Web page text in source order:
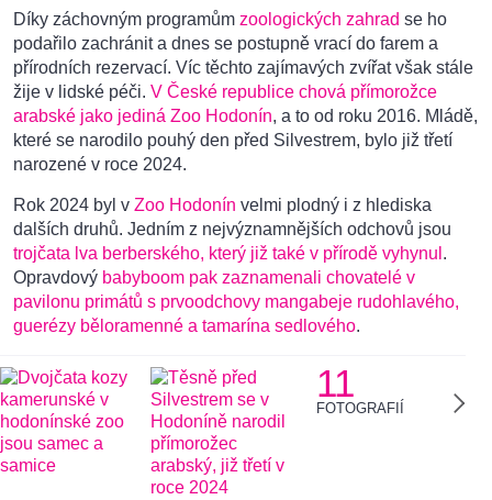
Díky záchovným programům zoologických zahrad se ho
podařilo zachránit a dnes se postupně vrací do farem a
přírodních rezervací. Víc těchto zajímavých zvířat však stále
žije v lidské péči. V České republice chová přímorožce
arabské jako jediná Zoo Hodonín, a to od roku 2016. Mládě,
které se narodilo pouhý den před Silvestrem, bylo již třetí
narozené v roce 2024.
Rok 2024 byl v Zoo Hodonín velmi plodný i z hlediska
dalších druhů. Jedním z nejvýznamnějších odchovů jsou
trojčata lva berberského, který již také v přírodě vyhynul .
Opravdový babyboom pak zaznamenali chovatelé v
pavilonu primátů s prvoodchovy mangabeje rudohlavého,
guerézy běloramenné a tamarína sedlového.
11
FOTOGRAFIÍ